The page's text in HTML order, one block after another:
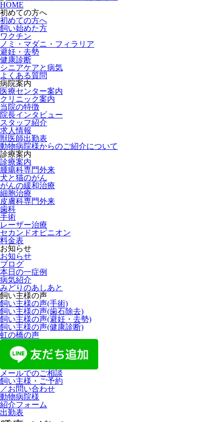
HOME
初めての方へ
初めての方へ
飼い始めた方
ワクチン
ノミ・マダニ・フィラリア
避妊・去勢
健康診断
シニアケアと病気
よくある質問
病院案内
医療センター案内
クリニック案内
当院の特徴
院長インタビュー
スタッフ紹介
求人情報
獣医師出勤表
動物病院様からのご紹介について
診療案内
診療案内
腫瘍科専門外来
犬と猫のがん
がんの緩和治療
細胞治療
皮膚科専門外来
歯科
手術
レーザー治療
セカンドオピニオン
料金表
お知らせ
お知らせ
ブログ
本日の一症例
病気紹介
みどりのあしあと
飼い主様の声
飼い主様の声(手術)
飼い主様の声(歯石除去)
飼い主様の声(避妊・去勢)
飼い主様の声(健康診断)
虹の橋の声
メールでのご相談
飼い主様・ご予約
／お問い合わせ
動物病院様
紹介フォーム
出勤表